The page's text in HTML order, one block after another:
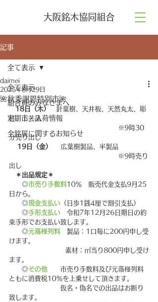
大阪銘木協同組合
記事
全て表示
組合員のみなさまへ
定期市・入荷情報
全銘展に関するお知らせ
全て表示
🌺秋季謝恩特別市🌺
daimei
2025年8月29日
18日（木） 針葉樹、天井板、天然丸太、彫
柱、工芸品
※9時30
分売り出し
19日（金）
広葉樹製品、半製品
※9時売り
出し
＊出品規定＊
◎市売り手数料10％　販売代金支払9月25
日から。
◎現金支払い （日歩1銭4厘で割引支払）
◎手形支払い 令和7年12月26日期日の約
束手形でお支払い致します。
◎元落椪列料 製品：1口毎に200円申し受
けます。
素材：㎥当り800円申し受け
ます。
◎その他 市売り手数料及び元落椪列料
ともに消費税10％を上乗せして頂きます。
仮名・偽名での出品はお断り
致します。